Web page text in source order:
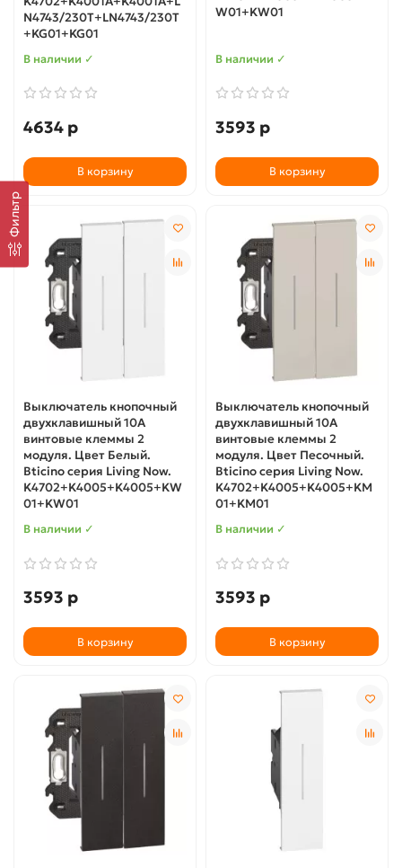
Фильтр
N4743/230T+LN4743/230T
+KG01+KG01
В наличии ✓
4634 р
В корзину
W01+KW01
В наличии ✓
3593 р
В корзину
Выключатель кнопочный
двухклавишный 10А
винтовые клеммы 2
модуля. Цвет Белый.
Bticino серия Living Now.
K4702+K4005+K4005+KW
01+KW01
В наличии ✓
3593 р
В корзину
Выключатель кнопочный
двухклавишный 10А
винтовые клеммы 2
модуля. Цвет Песочный.
Bticino серия Living Now.
K4702+K4005+K4005+KM
01+KM01
В наличии ✓
3593 р
В корзину